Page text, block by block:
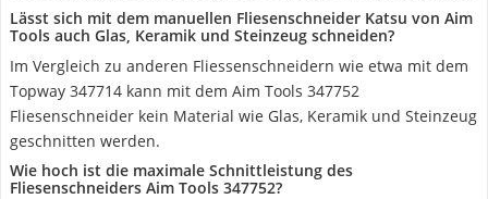
Lässt sich mit dem manuellen Fliesenschneider Katsu von Aim
Tools auch Glas, Keramik und Steinzeug schneiden?
Im Vergleich zu anderen Fliessenschneidern wie etwa mit dem
Topway 347714 kann mit dem Aim Tools 347752
Fliesenschneider kein Material wie Glas, Keramik und Steinzeug
geschnitten werden.
Wie hoch ist die maximale Schnittleistung des
Fliesenschneiders Aim Tools 347752?